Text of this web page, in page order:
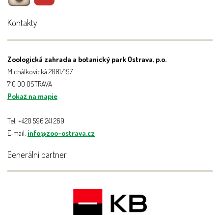
Kontakty
Zoologická zahrada a botanický park Ostrava, p.o.
Michálkovická 2081/197
710 00 OSTRAVA
Pokaż na mapie
Tel: +420 596 241 269
E-mail: info@zoo-ostrava.cz
Generální partner